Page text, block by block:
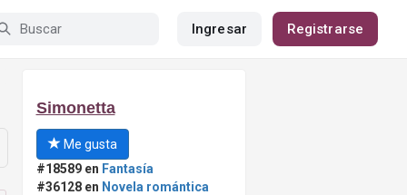
Ingresar Registrarse
Simonetta
Me gusta
#18589 en Fantasía
#36128 en Novela romántica